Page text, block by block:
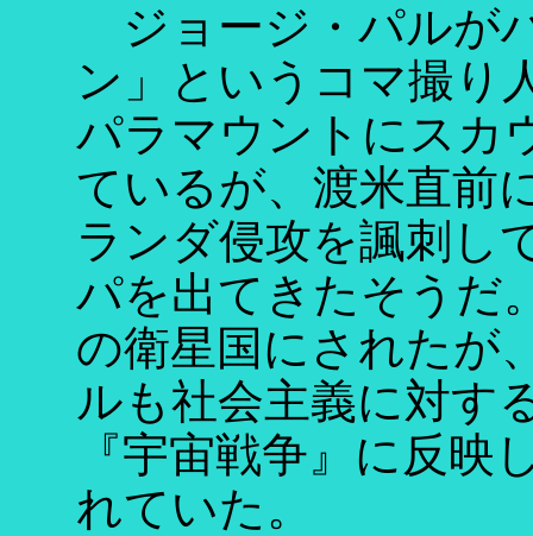
ジョージ・パルが
ン」というコマ撮り
パラマウントにスカ
ているが、渡米直前
ランダ侵攻を諷刺し
パを出てきたそうだ
の衛星国にされたが
ルも社会主義に対す
『宇宙戦争』に反
れていた。